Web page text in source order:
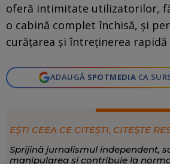
oferă intimitate utilizatorilor,
o cabină complet închisă, și
curățarea și întreținerea rapidă
ADAUGĂ SPOTMEDIA CA
EȘTI CEEA CE CITEȘTI, CITEȘTE
Sprijină jurnalismul independent,
manipularea și contribuie la